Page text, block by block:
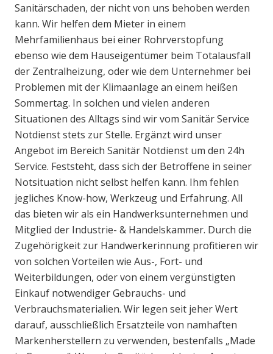
Sanitärschaden, der nicht von uns behoben werden
kann. Wir helfen dem Mieter in einem
Mehrfamilienhaus bei einer Rohrverstopfung
ebenso wie dem Hauseigentümer beim Totalausfall
der Zentralheizung, oder wie dem Unternehmer bei
Problemen mit der Klimaanlage an einem heißen
Sommertag. In solchen und vielen anderen
Situationen des Alltags sind wir vom Sanitär Service
Notdienst stets zur Stelle. Ergänzt wird unser
Angebot im Bereich Sanitär Notdienst um den 24h
Service. Feststeht, dass sich der Betroffene in seiner
Notsituation nicht selbst helfen kann. Ihm fehlen
jegliches Know-how, Werkzeug und Erfahrung. All
das bieten wir als ein Handwerksunternehmen und
Mitglied der Industrie- & Handelskammer. Durch die
Zugehörigkeit zur Handwerkerinnung profitieren wir
von solchen Vorteilen wie Aus-, Fort- und
Weiterbildungen, oder von einem vergünstigten
Einkauf notwendiger Gebrauchs- und
Verbrauchsmaterialien. Wir legen seit jeher Wert
darauf, ausschließlich Ersatzteile von namhaften
Markenherstellern zu verwenden, bestenfalls „Made